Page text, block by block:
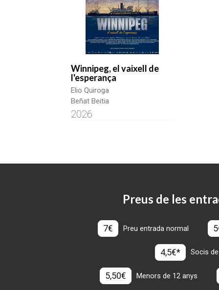
Winnipeg, el vaixell de
l'esperança
Elio Quiroga
Beñat Beitia
2026
Preus de les
7€ Preu entrada normal
4,5€* Socis
5,50€ Menors de 12 anys